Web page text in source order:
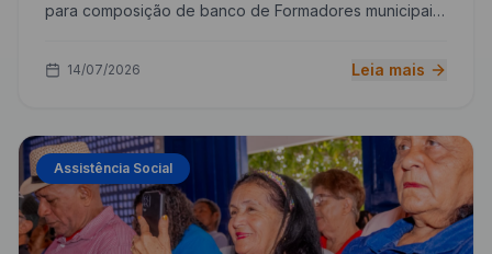
para composição de banco de Formadores municipais
Certa - PPAIC da Secretaria de Educação de José de
Freitas - PI.
14/07/2026 Leia mais
Assistência Social